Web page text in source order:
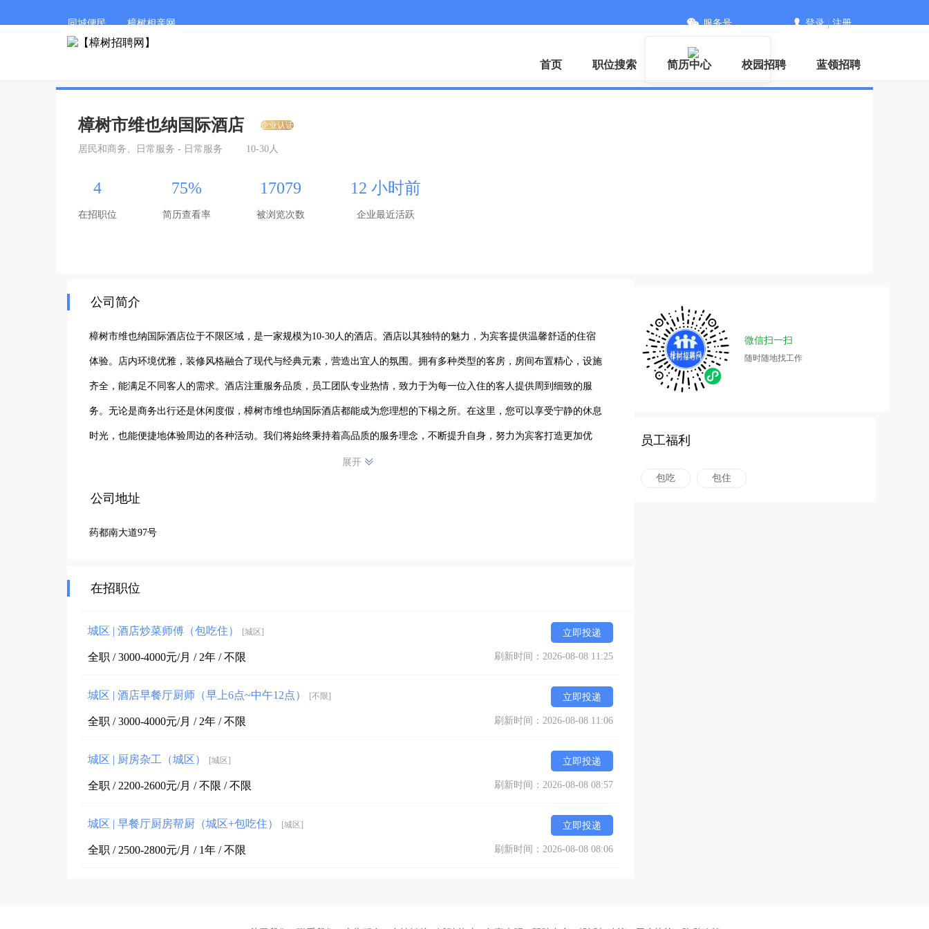
同城便民 樟树相亲网 服务号 登录|注册
首页 职位搜索 简历中心 校园招聘 蓝领招聘
樟树市维也纳国际酒店 企业认证
居民和商务、日常服务 - 日常服务 10-30人
4
在招职位
75%
简历查看率
17079
被浏览次数
12 小时前
企业最近活跃
公司简介
樟树市维也纳国际酒店位于不限区域，是一家规模为10-30人的酒店。酒店以其独特的魅力，为宾客提供温馨舒适的住宿
体验。店内环境优雅，装修风格融合了现代与经典元素，营造出宜人的氛围。拥有多种类型的客房，房间布置精心，设施
齐全，能满足不同客人的需求。酒店注重服务品质，员工团队专业热情，致力于为每一位入住的客人提供周到细致的服
务。无论是商务出行还是休闲度假，樟树市维也纳国际酒店都能成为您理想的下榻之所。在这里，您可以享受宁静的休息
时光，也能便捷地体验周边的各种活动。我们将始终秉持着高品质的服务理念，不断提升自身，努力为宾客打造更加优
质、难忘的住宿经历，让您在樟树市感受到家一般的温暖与舒适。
展开
公司地址
药都南大道97号
在招职位
城区 | 酒店炒菜师傅（包吃住） [城区] 立即投递
全职 / 3000-4000元/月 / 2年 / 不限 刷新时间：2026-08-08 11:25
城区 | 酒店早餐厅厨师（早上6点~中午12点） [不限] 立即投递
全职 / 3000-4000元/月 / 2年 / 不限 刷新时间：2026-08-08 11:06
城区 | 厨房杂工（城区） [城区] 立即投递
全职 / 2200-2600元/月 / 不限 / 不限 刷新时间：2026-08-08 08:57
城区 | 早餐厅厨房帮厨（城区+包吃住） [城区] 立即投递
全职 / 2500-2800元/月 / 1年 / 不限 刷新时间：2026-08-08 08:06
微信扫一扫
随时随地找工作
员工福利
包吃 包住